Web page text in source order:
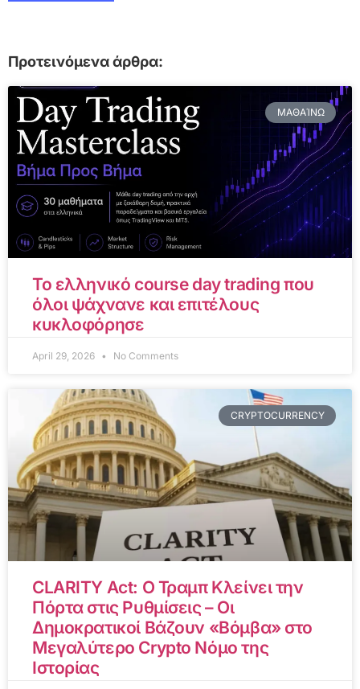
Προτεινόμενα άρθρα:
ΜΑΘΑΊΝΩ
Το ελληνικό course day trading που
όλοι ψάχνανε και επιτέλους
κυκλοφόρησε
April 29, 2026 No Comments
CRYPTOCURRENCY
CLARITY Act: Ο Τραμπ Κλείνει την
Πόρτα στις Ρυθμίσεις – Οι
Δημοκρατικοί Βάζουν «Βόμβα» στο
Μεγαλύτερο Crypto Νόμο της
Ιστορίας